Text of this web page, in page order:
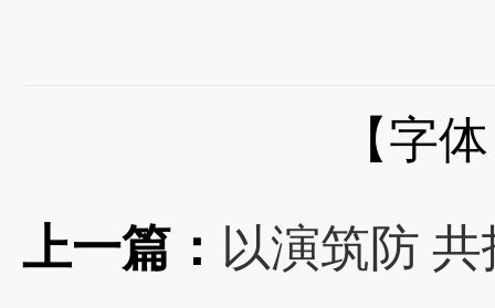
【字
上一篇： 以演筑防